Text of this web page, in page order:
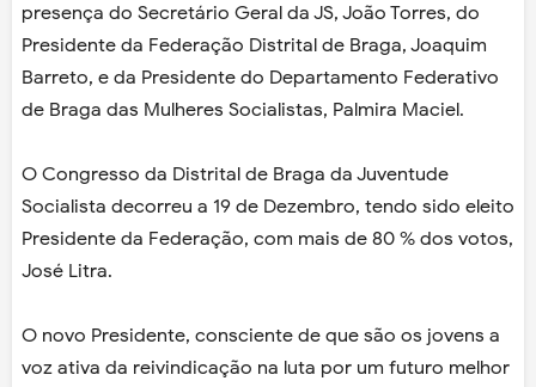
presença do Secretário Geral da JS, João Torres, do
Presidente da Federação Distrital de Braga, Joaquim
Barreto, e da Presidente do Departamento Federativo
de Braga das Mulheres Socialistas, Palmira Maciel.
O Congresso da Distrital de Braga da Juventude
Socialista decorreu a 19 de Dezembro, tendo sido eleito
Presidente da Federação, com mais de 80 % dos votos,
José Litra.
O novo Presidente, consciente de que são os jovens a
voz ativa da reivindicação na luta por um futuro melhor